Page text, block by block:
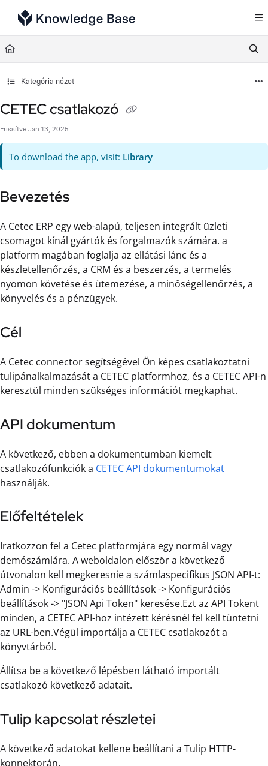
Documentation Index
Fetch the complete documentation index at:
Use this file to discover all available pages before exploring further.
Kategória nézet
CETEC csatlakozó
Frissítve Jan 13, 2025
To download the app, visit: Library
Bevezetés
A Cetec ERP egy web-alapú, teljesen integrált üzleti
csomagot kínál gyártók és forgalmazók számára. a
platform magában foglalja az ellátási lánc és a
készletellenőrzés, a CRM és a beszerzés, a termelés
nyomon követése és ütemezése, a minőségellenőrzés, a
könyvelés és a pénzügyek.
Cél
A Cetec connector segítségével Ön képes csatlakoztatni
tulipánalkalmazását a CETEC platformhoz, és a CETEC API-n
keresztül minden szükséges információt megkaphat.
API dokumentum
A következő, ebben a dokumentumban kiemelt
csatlakozófunkciók a CETEC API dokumentumokat
használják.
Előfeltételek
Iratkozzon fel a Cetec platformjára egy normál vagy
demószámlára. A weboldalon először a következő
útvonalon kell megkeresnie a számlaspecifikus JSON API-t:
Admin -> Konfigurációs beállítások -> Konfigurációs
beállítások -> "JSON Api Token" keresése.Ezt az API Tokent
minden, a CETEC API-hoz intézett kérésnél fel kell tüntetni
az URL-ben.Végül importálja a CETEC csatlakozót a
könyvtárból.
Állítsa be a következő lépésben látható importált
csatlakozó következő adatait.
Tulip kapcsolat részletei
A következő adatokat kellene beállítani a Tulip HTTP-
konnektorán.